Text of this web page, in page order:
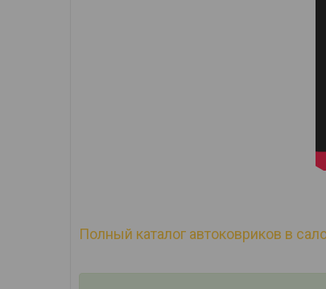
Полный каталог автоковриков в